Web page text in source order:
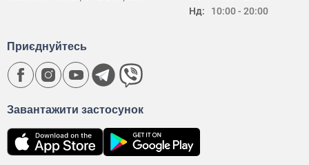
Нд:
10:00 - 20:00
Завантажити застосунок
Приєднуйтесь